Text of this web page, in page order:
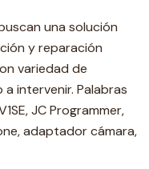
una solución
y reparación
variedad de
intervenir. Palabras
JC Programmer,
adaptador cámara,